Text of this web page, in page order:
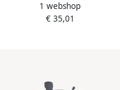
Bakoppervlak (l x b): 47.5 x 26.5
cm 5 Warmte Standen
1 webshop
€ 35,01